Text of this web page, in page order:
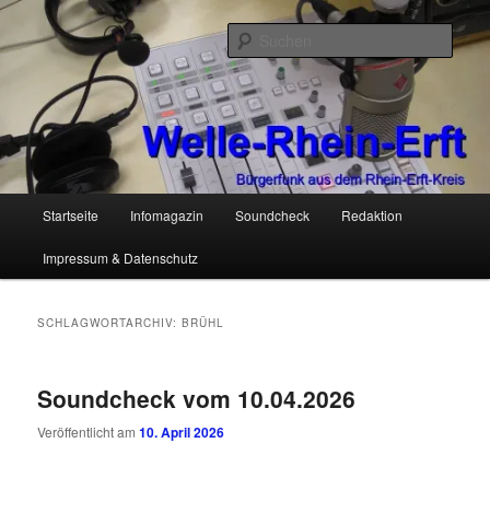
Zum
primären
Inhalt
Zum
sekundären
Inhalt
Welle-Rhein-Erft
Bürgerfunk aus dem Rhein-Erft-Kreis
Startseite Infomagazin Soundcheck Redaktion
Impressum & Datenschutz
SCHLAGWORTARCHIV:BRÜHL
Soundcheck vom 10.04.2026
Veröffentlicht am10. April 2026